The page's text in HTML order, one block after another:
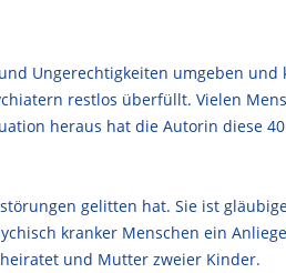
Ungerechtigkeiten umgeben
restlos überfüllt. Vielen
heraus hat die Autorin diese
gelitten hat. Sie ist
kranker Menschen ein
und Mutter zweier Kinder.